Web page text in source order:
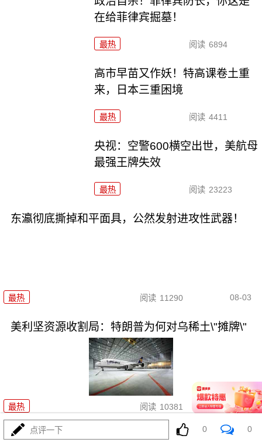
在给菲律宾掘墓！
最热 阅读 6894
高市早苗又作妖！特高课卷土重
来，日本三重困境
最热 阅读 4411
央视：空警600横空出世，美航母
最强王牌失效
最热 阅读 23223
东瀛彻底撕掉和平面具，公然发射进攻性武器！
最热 阅读 11290 08-03
美利坚资源收割局：特朗普为何对乌稀土\"摊牌\"
最热 阅读 10381 08-03
普京不忍了！俄突破禁忌，猛轰
点评一下 0 0